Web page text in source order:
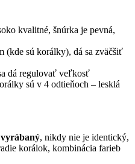
kvalitné, šnúrka je pevná,
(kde sú korálky), dá sa zväčšiť
dá regulovať veľkosť
sú v 4 odtieňoch – lesklá
, nikdy nie je identický,
korálok, kombinácia farieb